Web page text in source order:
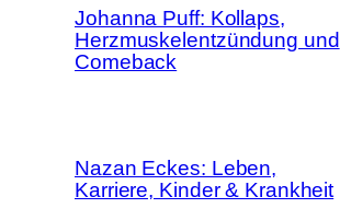
Johanna Puff: Kollaps,
Herzmuskelentzündung und
Comeback
Nazan Eckes: Leben,
Karriere, Kinder & Krankheit